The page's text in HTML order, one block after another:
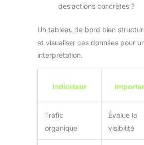
des actions concrètes ?
Un tableau de bord bien
et visualiser ces données pour
interprétation.
Indicateur
Trafic
organique
Évalue la
visibilité